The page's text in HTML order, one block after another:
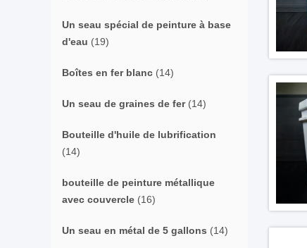
Un seau spécial de peinture à base
d'eau (19)
Boîtes en fer blanc (14)
Un seau de graines de fer(14)
Bouteille d'huile de lubrification
(14)
bouteille de peinture métallique
avec couvercle (16)
Un seau en métal de 5 gallons (14)